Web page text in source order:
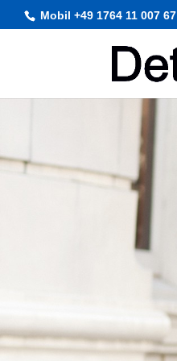
Mobil +49 1764 11 007 67